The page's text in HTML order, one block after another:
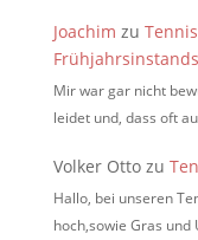
Joachim zu
Mir war gar nicht
leidet und, dass oft
Volker Ottozu
Hallo, bei unseren
hoch,sowie Gras